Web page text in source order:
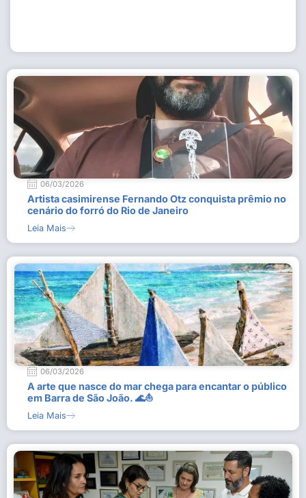
06/03/2026
Artista casimirense Fernando Otz conquista prêmio no
cenário do forró do Rio de Janeiro
Leia Mais
06/03/2026
A arte que nasce do mar chega para encantar o público
em Barra de São João. 🌊⛵
Leia Mais